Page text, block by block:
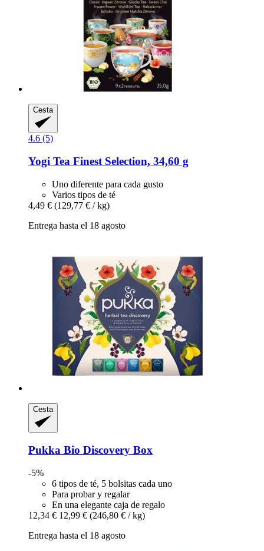
Cesta
4.6 (5)
Yogi Tea Finest Selection, 34,60 g
Uno diferente para cada gusto
Varios tipos de té
4,49 € (129,77 € / kg)
Entrega hasta el 18 agosto
Cesta
Pukka Bio Discovery Box
-5%
6 tipos de té, 5 bolsitas cada uno
Para probar y regalar
En una elegante caja de regalo
12,34 € 12,99 € (246,80 € / kg)
Entrega hasta el 18 agosto